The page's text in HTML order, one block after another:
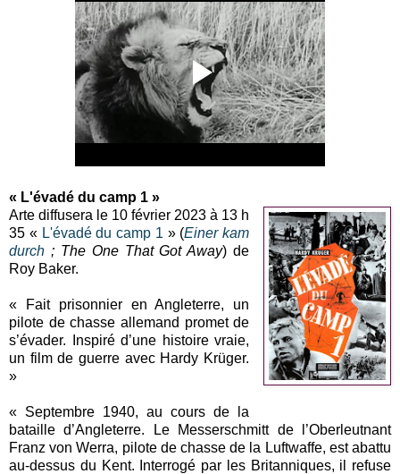
« L'évadé du camp 1 »
Arte diffusera le 10 février 2023 à 13 h
35 « L'évadé du camp 1 » (Einer kam
durch ; The One That Got Away) de
Roy Baker.
« Fait prisonnier en Angleterre, un
pilote de chasse allemand promet de
s’évader. Inspiré d’une histoire vraie,
un film de guerre avec Hardy Krüger.
»
« Septembre 1940, au cours de la
bataille d’Angleterre. Le Messerschmitt de l’Oberleutnant
Franz von Werra, pilote de chasse de la Luftwaffe, est abattu
au-dessus du Kent. Interrogé par les Britanniques, il refuse